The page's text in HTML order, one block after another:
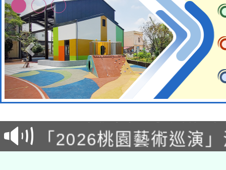
115年8月22日(星期六
桃園市孔廟祈福系列
開 智慧啟航」
2026年桃園地景藝術
「2026桃園藝術巡演
轉知教育部國民及學前